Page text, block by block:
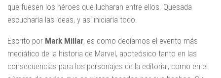
que fuesen los héroes que lucharan entre ellos. Quesada
escucharía las ideas, y así iniciaría todo.
Escrito por Mark Millar, es como decíamos el evento más
mediático de la historia de Marvel, apoteósico tanto en las
consecuencias para los personajes de la editorial, como en el